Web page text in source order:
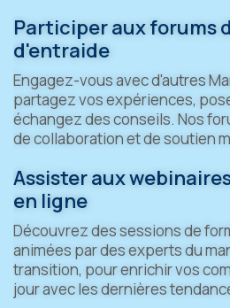
Participer aux forums
d'entraide
Engagez-vous avec d'autres
partagez vos expériences,
échangez des conseils. Nos
de collaboration et de soutien
Assister aux
en ligne
Découvrez des sessions de
animées par des experts du
transition, pour enrichir vos
jour avec les dernières